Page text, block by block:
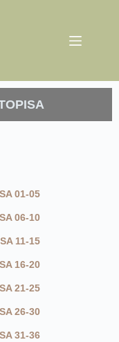
01-05
06-10
11-15
16-20
21-25
26-30
31-36